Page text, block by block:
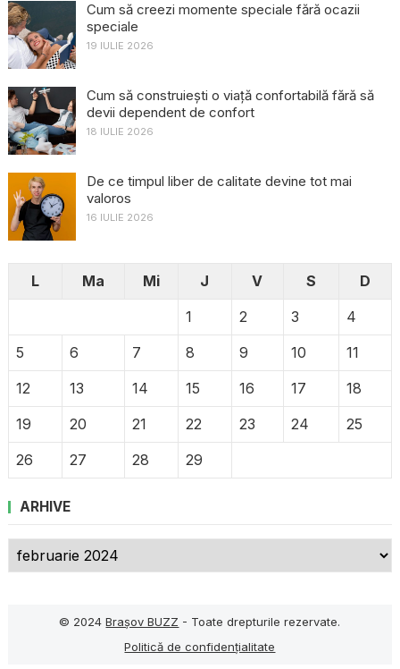
Cum să creezi momente speciale fără ocazii
speciale
19 IULIE 2026
Cum să construiești o viață confortabilă fără să
devii dependent de confort
18 IULIE 2026
De ce timpul liber de calitate devine tot mai
valoros
16 IULIE 2026
L Ma Mi J V S
D
1
2 3
4
5
6 7 8 9 10
11
12
13 14 15 16 17
18
19
20 21 22 23 24
25
26
27 28 29
ARHIVE
Arhive
© 2024Brașov BUZZ - Toate drepturile rezervate.
Politică de confidențialitate